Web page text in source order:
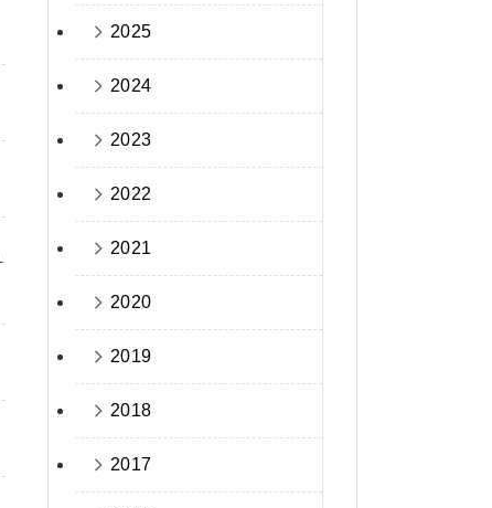
2025
2024
2023
2022
2021
2020
2019
2018
2017